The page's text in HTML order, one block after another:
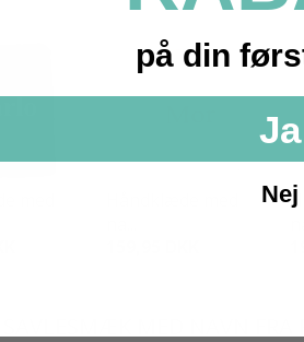
MED NAVN FRA
på din
Ja
Nej